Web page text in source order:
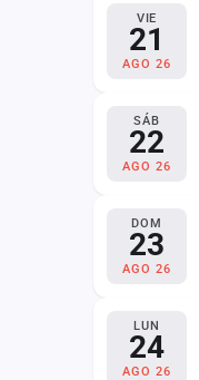
VIE
21
AGO 26
SÁB
22
AGO 26
DOM
23
AGO 26
LUN
24
AGO 26